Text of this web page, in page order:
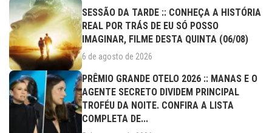
SESSÃO DA TARDE :: CONHEÇA A HISTÓRIA
REAL POR TRÁS DE EU SÓ POSSO
IMAGINAR, FILME DESTA QUINTA (06/08)
6 de agosto de 2026
PRÊMIO GRANDE OTELO 2026 :: MANAS E O
AGENTE SECRETO DIVIDEM PRINCIPAL
TROFÉU DA NOITE. CONFIRA A LISTA
COMPLETA DE...